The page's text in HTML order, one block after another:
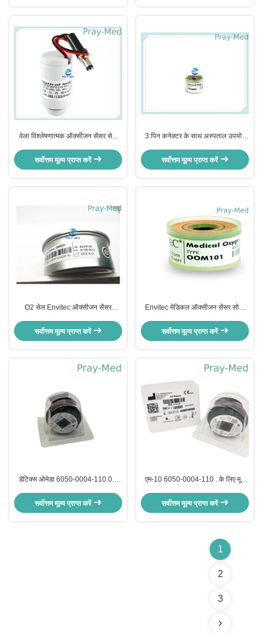
वेला विश्लेषणात्मक ऑक्सीजन सेंसर सेल
अनुमोदन
सर्वोत्तम मूल्य प्राप्त करें
3 पिन कनेक्टर के साथ अस्पताल उपयोग
OOM201
सर्वोत्तम मूल्य प्राप्त करें
O2 सेल Envitec ऑक्सीजन सेंसर
16mV सिग्नल आउटपुट
सर्वोत्तम मूल्य प्राप्त करें
Envitec मेडिकल ऑक्सीजन सेंसर सोना
OOM101
सर्वोत्तम मूल्य प्राप्त करें
डेटिक्स ओमेडा 6050-0004-110 0.2
ऑक्सीजन सेंसर
सर्वोत्तम मूल्य प्राप्त करें
एम-10 6050-0004-110 . के लिए मूल
सर्वोत्तम मूल्य प्राप्त करें
1
2
3